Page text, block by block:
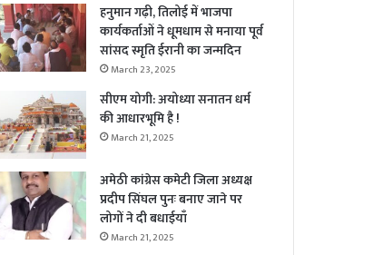
हनुमान गढ़ी, तिलोई में भाजपा
कार्यकर्ताओं ने धूमधाम से मनाया पूर्व
सांसद स्मृति ईरानी का जन्मदिन
March 23, 2025
सीएम योगी: अयोध्या सनातन धर्म
की आधारभूमि है !
March 21, 2025
अमेठी कांग्रेस कमेटी जिला अध्यक्ष
प्रदीप सिंघल पुनः बनाए जाने पर
लोगों ने दी बधाईयाँ
March 21, 2025